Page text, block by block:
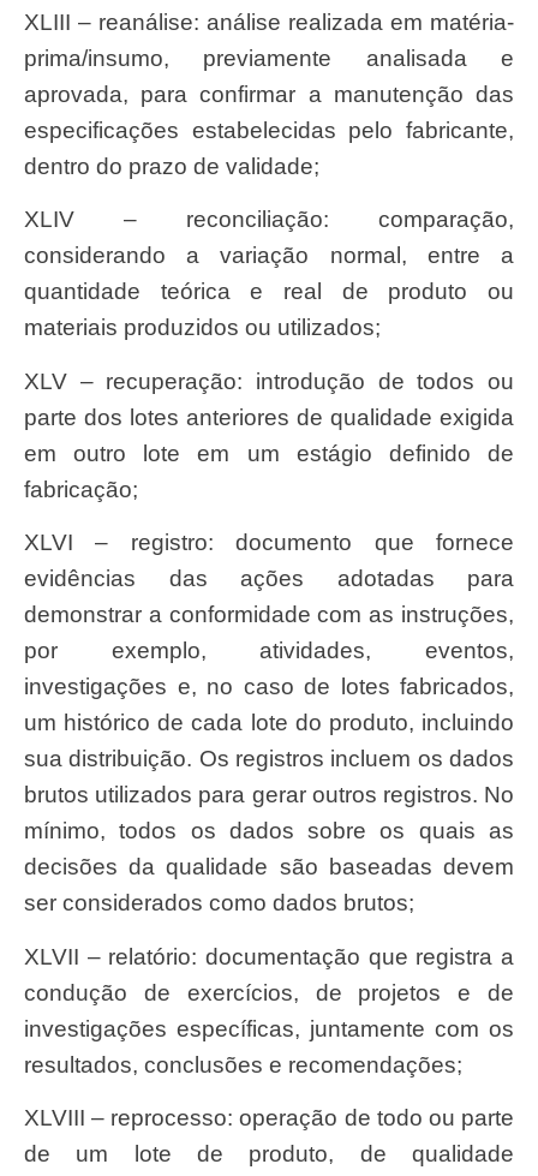
XLIII – reanálise: análise realizada em matéria-
prima/insumo, previamente analisada e
aprovada, para confirmar a manutenção das
especificações estabelecidas pelo fabricante,
dentro do prazo de validade;
XLIV – reconciliação: comparação,
considerando a variação normal, entre a
quantidade teórica e real de produto ou
materiais produzidos ou utilizados;
XLV – recuperação: introdução de todos ou
parte dos lotes anteriores de qualidade exigida
em outro lote em um estágio definido de
fabricação;
XLVI – registro: documento que fornece
evidências das ações adotadas para
demonstrar a conformidade com as instruções,
por exemplo, atividades, eventos,
investigações e, no caso de lotes fabricados,
um histórico de cada lote do produto, incluindo
sua distribuição. Os registros incluem os dados
brutos utilizados para gerar outros registros. No
mínimo, todos os dados sobre os quais as
decisões da qualidade são baseadas devem
ser considerados como dados brutos;
XLVII – relatório: documentação que registra a
condução de exercícios, de projetos e de
investigações específicas, juntamente com os
resultados, conclusões e recomendações;
XLVIII – reprocesso: operação de todo ou parte
de um lote de produto, de qualidade